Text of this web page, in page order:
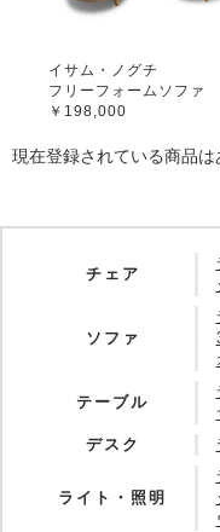
イサム・ノグチ
フリーフォームソファ
￥198,000
現在登録されている商品は
チェア
ソファ
テーブル
デスク
ライト・照明